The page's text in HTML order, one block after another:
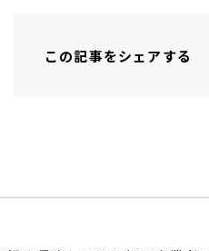
この記事をシェアする